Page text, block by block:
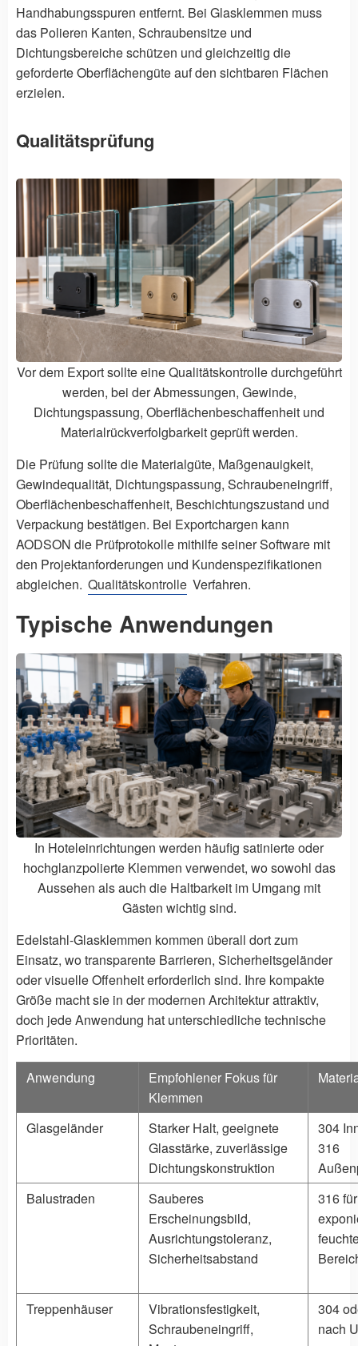
Handhabungsspuren entfernt. Bei Glasklemmen muss
das Polieren Kanten, Schraubensitze und
Dichtungsbereiche schützen und gleichzeitig die
geforderte Oberflächengüte auf den sichtbaren Flächen
erzielen.
Qualitätsprüfung
Vor dem Export sollte eine Qualitätskontrolle durchgeführt
werden, bei der Abmessungen, Gewinde,
Dichtungspassung, Oberflächenbeschaffenheit und
Materialrückverfolgbarkeit geprüft werden.
Die Prüfung sollte die Materialgüte, Maßgenauigkeit,
Gewindequalität, Dichtungspassung, Schraubeneingriff,
Oberflächenbeschaffenheit, Beschichtungszustand und
Verpackung bestätigen. Bei Exportchargen kann
AODSON die Prüfprotokolle mithilfe seiner Software mit
den Projektanforderungen und Kundenspezifikationen
abgleichen. Qualitätskontrolle Verfahren.
Typische Anwendungen
In Hoteleinrichtungen werden häufig satinierte oder
hochglanzpolierte Klemmen verwendet, wo sowohl das
Aussehen als auch die Haltbarkeit im Umgang mit
Gästen wichtig sind.
Edelstahl-Glasklemmen kommen überall dort zum
Einsatz, wo transparente Barrieren, Sicherheitsgeländer
oder visuelle Offenheit erforderlich sind. Ihre kompakte
Größe macht sie in der modernen Architektur attraktiv,
doch jede Anwendung hat unterschiedliche technische
Prioritäten.
Anwendung
Empfohlener Fokus für
Klemmen
Glasgeländer
Starker Halt, geeignete
Glasstärke, zuverlässige
Dichtungskonstruktion
304
316
Balustraden
Sauberes
Erscheinungsbild,
Ausrichtungstoleranz,
Sicherheitsabstand
316 für
Treppenhäuser
Vibrationsfestigkeit,
Schraubeneingriff,
304
nach